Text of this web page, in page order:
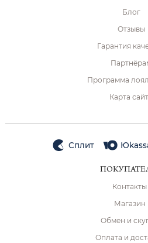
Блог
Отзывы
Гарантия
Программа
Карта
Сплит
Контакты
Магазин
Обмен и
Оплата и